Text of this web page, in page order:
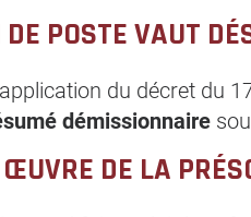
DE POSTE VAUT
du décret du
démissionnaire
DE LA